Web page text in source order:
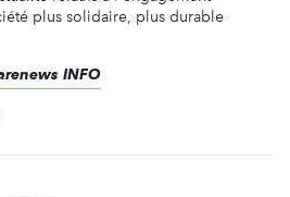
plus solidaire, plus durable
INFO